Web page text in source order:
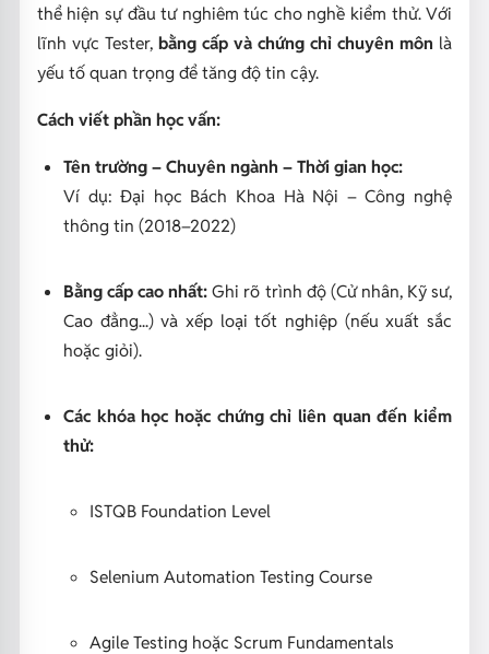
thể hiện sự đầu tư nghiêm túc cho nghề kiểm thử. Với
lĩnh vực Tester, bằng cấp và chứng chỉ chuyên môn là
yếu tố quan trọng để tăng độ tin cậy.
Cách viết phần học vấn:
Tên trường – Chuyên ngành – Thời gian học:
Ví dụ:Đại học Bách Khoa Hà Nội – Công nghệ
thông tin (2018–2022)
Bằng cấp cao nhất: Ghi rõ trình độ (Cử nhân, Kỹ sư,
Cao đẳng...) và xếp loại tốt nghiệp (nếu xuất sắc
hoặc giỏi).
Các khóa học hoặc chứng chỉ liên quan đến kiểm
thử:
ISTQB Foundation Level
Selenium Automation Testing Course
Agile Testing hoặc Scrum Fundamentals